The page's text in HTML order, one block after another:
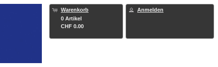
Warenkorb
0 Artikel
CHF 0.00
Anmelden